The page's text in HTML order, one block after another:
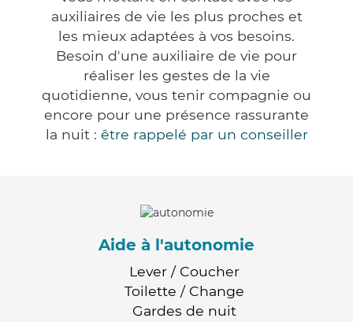
auxiliaires de vie les plus proches et
les mieux adaptées à vos besoins.
Besoin d'une auxiliaire de vie pour
réaliser les gestes de la vie
quotidienne, vous tenir compagnie ou
encore pour une présence rassurante
la nuit : être rappelé par un conseiller
Aide à l'autonomie
Lever / Coucher
Toilette / Change
Gardes de nuit